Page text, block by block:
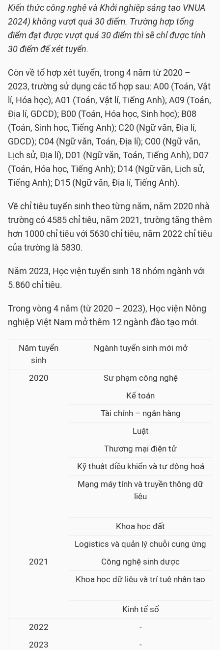
Kiến thức công nghệ và Khởi nghiệp sáng tạo VNUA
2024) không vượt quá 30 điểm. Trường hợp tổng
điểm đạt được vượt quá 30 điểm thì sẽ chỉ được tính
30 điểm để xét tuyển.
Còn về tổ hợp xét tuyển, trong 4 năm từ 2020 –
2023, trường sử dụng các tổ hợp sau: A00 (Toán, Vật
lí, Hóa học); A01 (Toán, Vật lí, Tiếng Anh); A09 (Toán,
Địa lí, GDCD); B00 (Toán, Hóa học, Sinh học); B08
(Toán, Sinh học, Tiếng Anh); C20 (Ngữ văn, Địa lí,
GDCD); C04 (Ngữ văn, Toán, Địa lí); C00 (Ngữ văn,
Lịch sử, Địa lí); D01 (Ngữ văn, Toán, Tiếng Anh); D07
(Toán, Hóa học, Tiếng Anh); D14 (Ngữ văn, Lịch sử,
Tiếng Anh); D15 (Ngữ văn, Địa lí, Tiếng Anh).
Về chỉ tiêu tuyển sinh theo từng năm, năm 2020 nhà
trường có 4585 chỉ tiêu, năm 2021, trường tăng thêm
hơn 1000 chỉ tiêu với 5630 chỉ tiêu, năm 2022 chỉ tiêu
của trường là 5830.
Năm 2023, Học viện tuyển sinh 18 nhóm ngành với
5.860 chỉ tiêu.
Trong vòng 4 năm (từ 2020 – 2023), Học viện Nông
nghiệp Việt Nam mở thêm 12 ngành đào tạo mới.
Năm tuyển
sinh
Ngành tuyển sinh mới mở
2020
Sư phạm công nghệ
Kế toán
Tài chính – ngân hàng
Luật
Thương mại điện tử
Kỹ thuật điều khiển và tự động hoá
Mạng máy tính và truyền thông dữ
liệu
Khoa học đất
Logistics và quản lý chuỗi cung ứng
2021
Công nghệ sinh dược
Khoa học dữ liệu và trí tuệ nhân tạo
Kinh tế số
2022
-
2023
-